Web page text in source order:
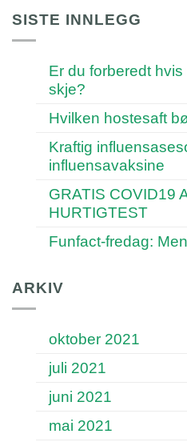
SISTE INNLEGG
Er du forberedt
skje?
Hvilken hostesaft
Kraftig
influensavaksine
GRATIS COVID19
HURTIGTEST
Funfact-fredag:
ARKIV
oktober 2021
juli 2021
juni 2021
mai 2021